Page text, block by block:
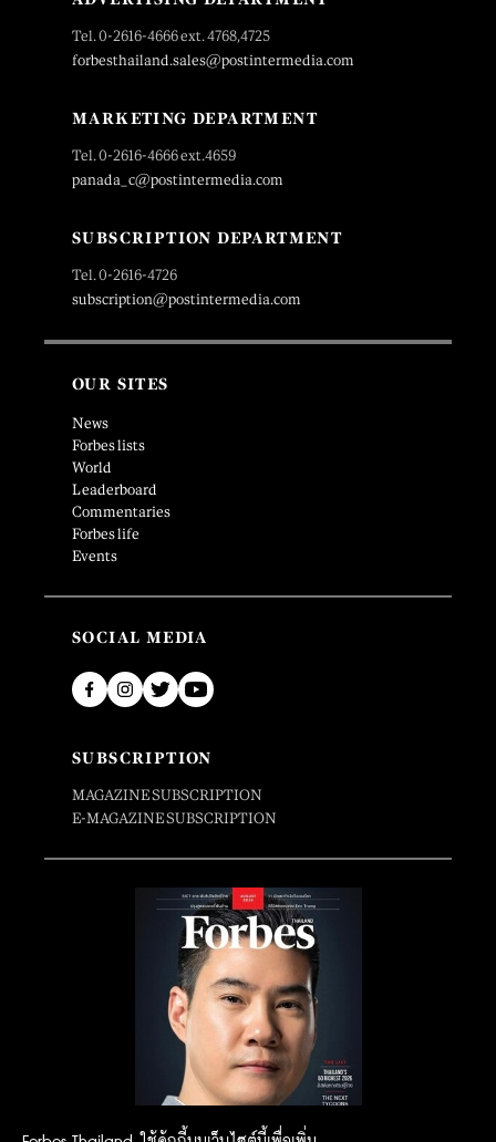
Tel. 0-2616-4666 ext. 4768,4725
forbesthailand.sales@postintermedia.com
MARKETING DEPARTMENT
Tel. 0-2616-4666 ext.4659
panada_c@postintermedia.com
SUBSCRIPTION DEPARTMENT
Tel. 0-2616-4726
subscription@postintermedia.com
OUR SITES
News
Forbes lists
World
Leaderboard
Commentaries
Forbes life
Events
SOCIAL MEDIA
SUBSCRIPTION
MAGAZINE SUBSCRIPTION
E-MAGAZINE SUBSCRIPTION